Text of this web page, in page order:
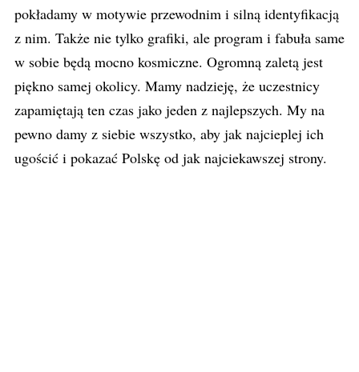
pokładamy w motywie przewodnim i silną identyfikacją
z nim. Także nie tylko grafiki, ale program i fabuła same
w sobie będą mocno kosmiczne. Ogromną zaletą jest
piękno samej okolicy. Mamy nadzieję, że uczestnicy
zapamiętają ten czas jako jeden z najlepszych. My na
pewno damy z siebie wszystko, aby jak najcieplej ich
ugościć i pokazać Polskę od jak najciekawszej strony.